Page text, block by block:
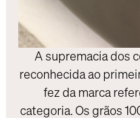
A supremacia dos
reconhecida ao
fez da marca
categoria. Os grãos